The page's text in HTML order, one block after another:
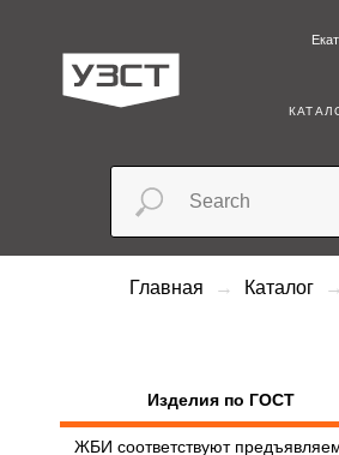
Главная Каталог
Изделия по ГОСТ
ЖБИ соответствуют